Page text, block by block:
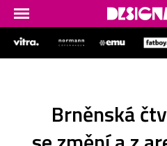
Brněnská